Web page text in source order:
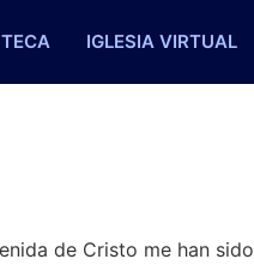
IGLESIA VIRTUAL
de Cristo me han sido